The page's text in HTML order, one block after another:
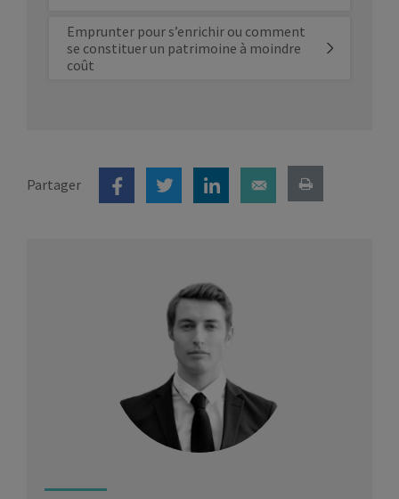
Emprunter pour s’enrichir ou comment
se constituer un patrimoine à moindre
coût
Partager